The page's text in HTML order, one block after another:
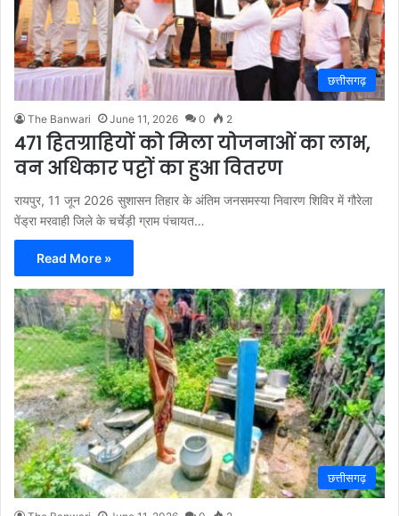
छत्तीसगढ़
The Banwari June 11, 2026 0 2
471 हितग्राहियों को मिला योजनाओं का लाभ,
वन अधिकार पट्टों का हुआ वितरण
रायपुर, 11 जून 2026 सुशासन तिहार के अंतिम जनसमस्या निवारण शिविर में गौरेला
पेंड्रा मरवाही जिले के चर्चेड़ी ग्राम पंचायत…
Read More »
छत्तीसगढ़